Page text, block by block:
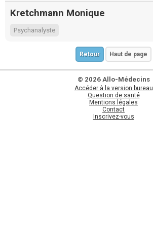
Kretchmann Monique
Psychanalyste
Retour Haut de page
© 2026 Allo-Médecins
Accéder à la version bureau
Question de santé
Mentions légales
Contact
Inscrivez-vous